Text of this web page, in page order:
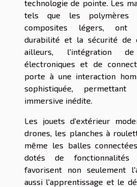
technologie de pointe. Les
tels que les polymères
composites légers, ont
durabilité et la sécurité de
ailleurs, l'intégration de
électroniques et de
porte à une interaction
sophistiquée, permettant
immersive inédite.
Les jouets d'extérieur
drones, les planches à
même les balles
dotés de fonctionnalités
favorisent non seulement
aussi l'apprentissage et le